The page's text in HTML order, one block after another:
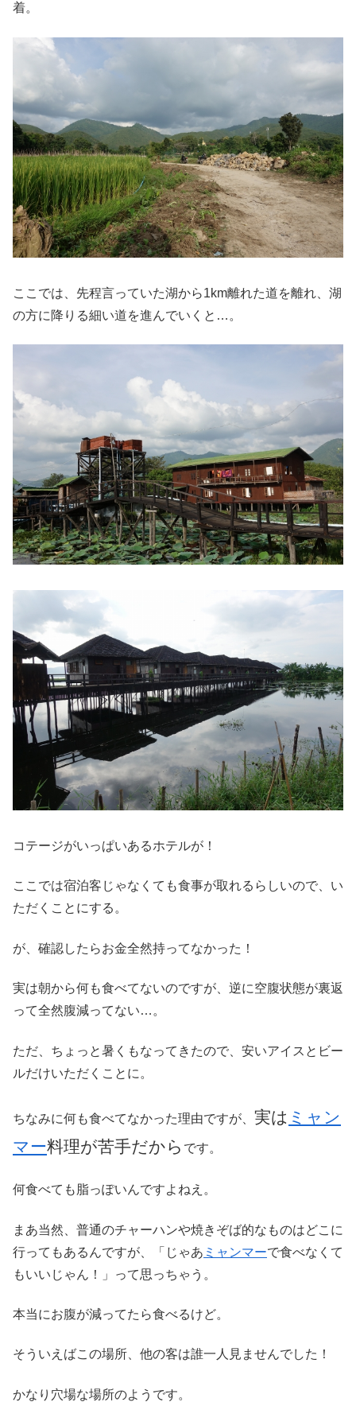
着。
ここでは、先程言っていた湖から1km離れた道を離れ、湖
の方に降りる細い道を進んでいくと…。
コテージがいっぱいあるホテルが！
ここでは宿泊客じゃなくても食事が取れるらしいので、い
ただくことにする。
が、確認したらお金全然持ってなかった！
実は朝から何も食べてないのですが、逆に空腹状態が裏返
って全然腹減ってない…。
ただ、ちょっと暑くもなってきたので、安いアイスとビー
ルだけいただくことに。
ちなみに何も食べてなかった理由ですが、 実は ミャン
マー料理が苦手だから です。
何食べても脂っぽいんですよねえ。
まあ当然、普通のチャーハンや焼きぞば的なものはどこに
行ってもあるんですが、「じゃあ ミャンマーで食べなくて
もいいじゃん！」って思っちゃう。
本当にお腹が減ってたら食べるけど。
そういえばこの場所、他の客は誰一人見ませんでした！
かなり穴場な場所のようです。